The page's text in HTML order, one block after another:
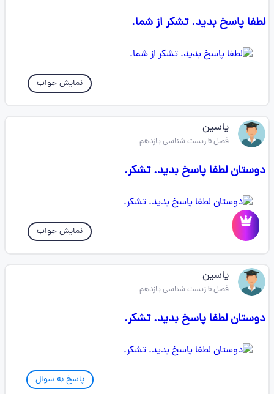
لطفا پاسخ بدید. تشکر از شما.
نمایش جواب
یاسین
فصل 5 زیست شناسی یازدهم
دوستان لطفا پاسخ بدید. تشکر.
نمایش جواب
یاسین
فصل 5 زیست شناسی یازدهم
دوستان لطفا پاسخ بدید. تشکر.
پاسخ به سوال